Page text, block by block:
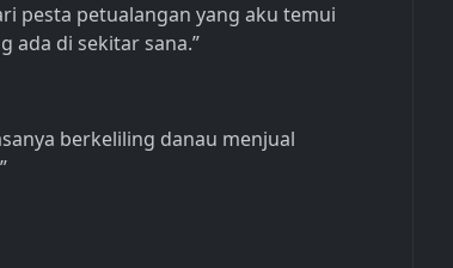
pesta petualangan yang aku temui
ada di sekitar sana.”
berkeliling danau menjual